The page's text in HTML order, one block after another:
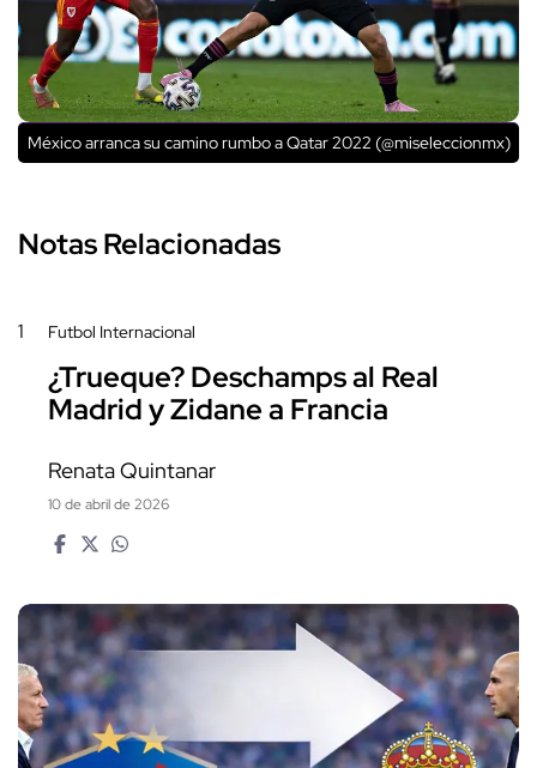
México arranca su camino rumbo a Qatar 2022 (@miseleccionmx)
Notas Relacionadas
1 Futbol Internacional
¿Trueque? Deschamps al Real
Madrid y Zidane a Francia
Renata Quintanar
10 de abril de 2026